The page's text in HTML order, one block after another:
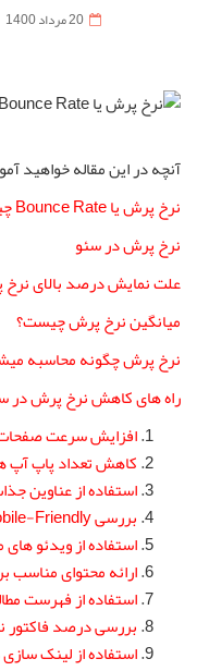
20 مرداد 1400
آنچه در این مقاله خواهید
نرخ پرش یا Bounce Rate چیست؟
نرخ پرش در سئو
علت نمایش درصد بالای
میانگین نرخ پرش چیست؟
نرخ پرش چگونه محاسبه
راه های کاهش نرخ پرش در
افزایش سرعت
کاهش تعداد پاپ آپ
استفاده از عناوین
بررسی Mobile-Friendly بودن سایت
استفاده از ویدئو های
ارائه محتوای مناسب
استفاده از فهرست
بررسی درصد فاکتور
استفاده از لینک